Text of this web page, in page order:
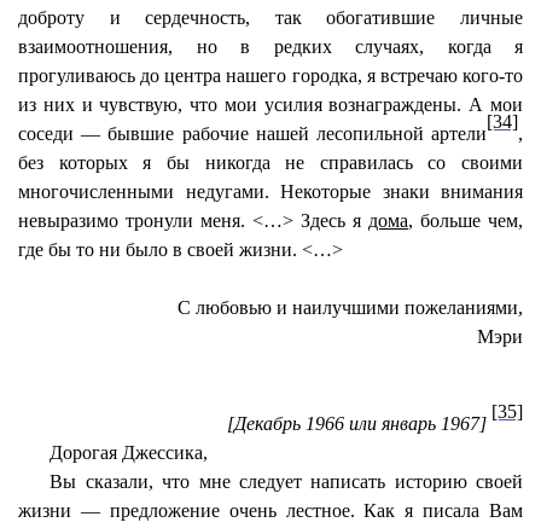
доброту и сердечность, так обогатившие личные
взаимоотношения, но в редких случаях, когда я
прогуливаюсь до центра нашего городка, я встречаю кого-то
из них и чувствую, что мои усилия вознаграждены. А мои
соседи — бывшие рабочие нашей лесопильной артели
[34]
,
без которых я бы никогда не справилась со своими
многочисленными недугами. Некоторые знаки внимания
невыразимо тронули меня. <…> Здесь я дома, больше чем,
где бы то ни было в своей жизни. <…>
С любовью и наилучшими пожеланиями,
Мэри
[Декабрь 1966 или январь 1967]
[35]
Дорогая Джессика,
Вы сказали, что мне следует написать историю своей
жизни — предложение очень лестное. Как я писала Вам